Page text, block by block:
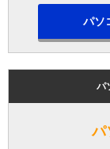
パソ
パ
パ